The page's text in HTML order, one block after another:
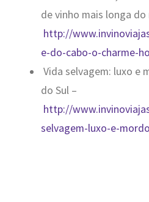
de vinho mais longa do
http://
e-do-cabo-o-charme-
Vida selvagem: luxo e
do Sul –
http://
selvagem-luxo-e-